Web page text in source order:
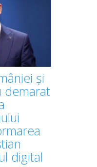
și
demarat
digital